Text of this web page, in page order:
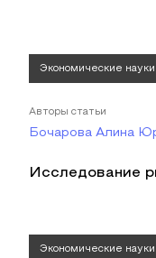
Экономические науки
Авторы статьи
Бочарова Алина
Исследование
Экономические науки